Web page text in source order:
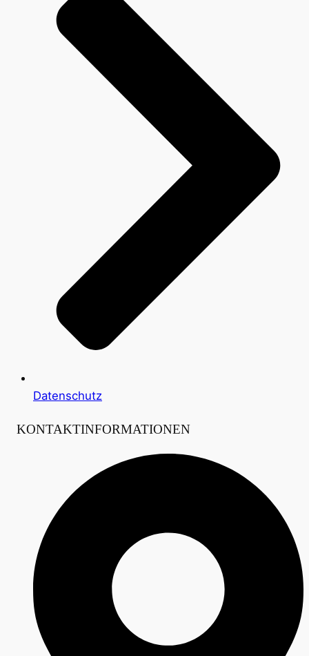
Datenschutz
KONTAKTINFORMATIONEN